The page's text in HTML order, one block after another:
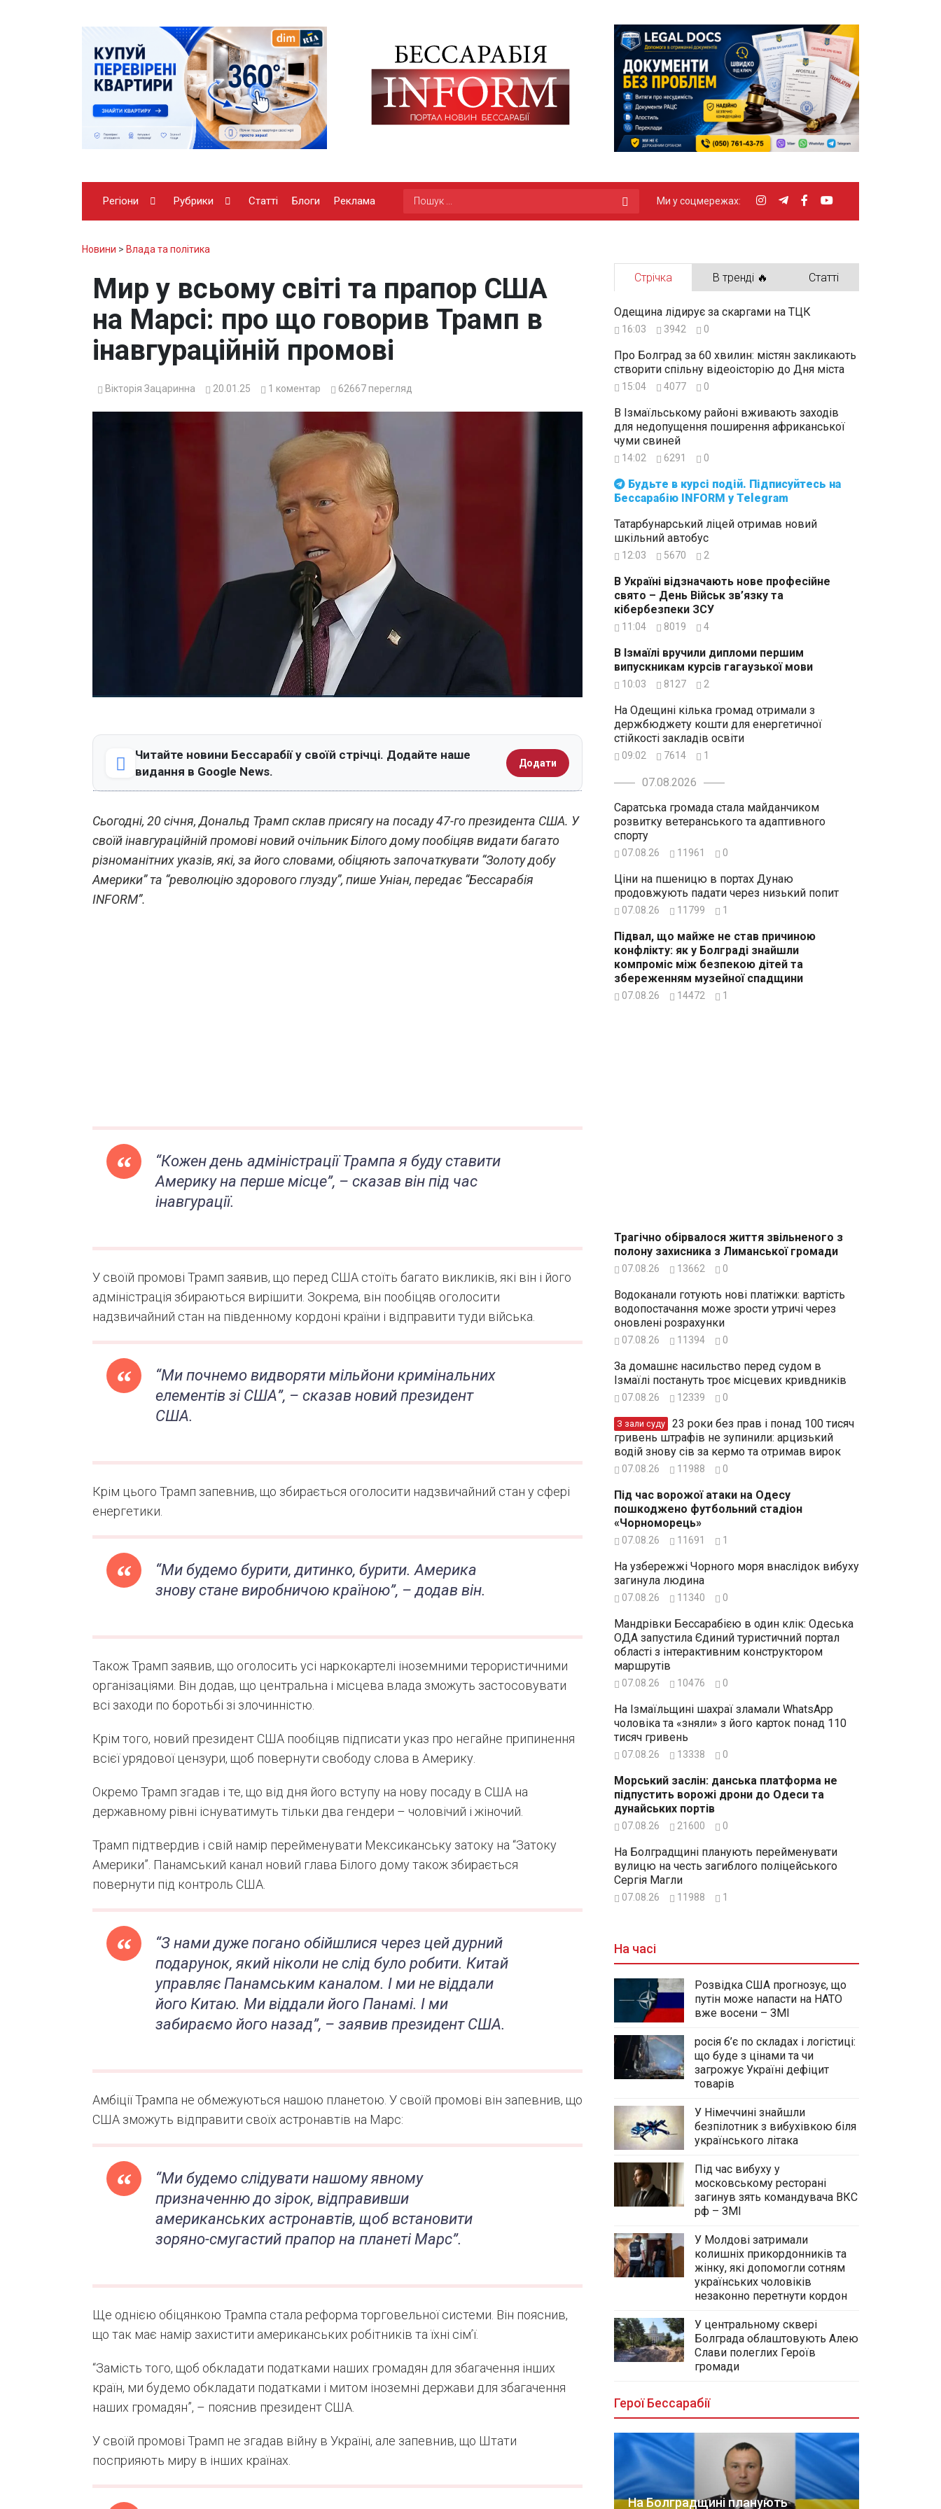
Регіони Рубрики Статті Блоги Реклама Ми у соцмережах:
Новини > Влада та політика
Мир у всьому світі та прапор США
на Марсі: про що говорив Трамп в
інавгураційній промові
Вікторія Зацаринна 20.01.25 1 коментар 62667 перегляд
Читайте новини Бессарабії у своїй стрічці. Додайте наше
видання в Google News.
Додати
Сьогодні, 20 січня, Дональд Трамп склав присягу на посаду 47-го президента США. У
своїй інавгураційній промові новий очільник Білого дому пообіцяв видати багато
різноманітних указів, які, за його словами, обіцяють започаткувати “Золоту добу
Америки” та “революцію здорового глузду”, пише Уніан, передає “Бессарабія
INFORM”.
“Кожен день адміністрації Трампа я буду ставити
Америку на перше місце”, – сказав він під час
інавгурації.
У своїй промові Трамп заявив, що перед США стоїть багато викликів, які він і його
адміністрація збираються вирішити. Зокрема, він пообіцяв оголосити
надзвичайний стан на південному кордоні країни і відправити туди війська.
“Ми почнемо видворяти мільйони кримінальних
елементів зі США”, – сказав новий президент
США.
Крім цього Трамп запевнив, що збирається оголосити надзвичайний стан у сфері
енергетики.
“Ми будемо бурити, дитинко, бурити. Америка
знову стане виробничою країною”, – додав він.
Також Трамп заявив, що оголосить усі наркокартелі іноземними терористичними
організаціями. Він додав, що центральна і місцева влада зможуть застосовувати
всі заходи по боротьбі зі злочинністю.
Крім того, новий президент США пообіцяв підписати указ про негайне припинення
всієї урядової цензури, щоб повернути свободу слова в Америку.
Окремо Трамп згадав і те, що від дня його вступу на нову посаду в США на
державному рівні існуватимуть тільки два гендери – чоловічий і жіночий.
Трамп підтвердив і свій намір перейменувати Мексиканську затоку на “Затоку
Америки”. Панамський канал новий глава Білого дому також збирається
повернути під контроль США.
“З нами дуже погано обійшлися через цей дурний
подарунок, який ніколи не слід було робити. Китай
управляє Панамським каналом. І ми не віддали
його Китаю. Ми віддали його Панамі. І ми
забираємо його назад”, – заявив президент США.
Амбіції Трампа не обмежуються нашою планетою. У своїй промові він запевнив, що
США зможуть відправити своїх астронавтів на Марс:
“Ми будемо слідувати нашому явному
призначенню до зірок, відправивши
американських астронавтів, щоб встановити
зоряно-смугастий прапор на планеті Марс”.
Ще однією обіцянкою Трампа стала реформа торговельної системи. Він пояснив,
що так має намір захистити американських робітників та їхні сім’ї.
“Замість того, щоб обкладати податками наших громадян для збагачення інших
країн, ми будемо обкладати податками і митом іноземні держави для збагачення
наших громадян”, – пояснив президент США.
У своїй промові Трамп не згадав війну в Україні, але запевнив, що Штати
посприяють миру в інших країнах.
Стрічка В тренді 🔥 Статті
Бессарабію INFORM у Telegram
Одещина лідирує за скаргами на ТЦК
16:03 3942 0
Про Болград за 60 хвилин: містян закликають
створити спільну відеоісторію до Дня міста
15:04 4077 0
В Ізмаїльському районі вживають заходів
для недопущення поширення африканської
чуми свиней
14:02 6291 0
Татарбунарський ліцей отримав новий
шкільний автобус
12:03 5670 2
В Україні відзначають нове професійне
свято – День Військ зв’язку та
кібербезпеки ЗСУ
11:04 8019 4
В Ізмаїлі вручили дипломи першим
випускникам курсів гагаузької мови
10:03 8127 2
На Одещині кілька громад отримали з
держбюджету кошти для енергетичної
стійкості закладів освіти
09:02 7614 1
07.08.2026
Саратська громада стала майданчиком
розвитку ветеранського та адаптивного
спорту
07.08.26 11961 0
Ціни на пшеницю в портах Дунаю
продовжують падати через низький попит
07.08.26 11799 1
Підвал, що майже не став причиною
конфлікту: як у Болграді знайшли
компроміс між безпекою дітей та
збереженням музейної спадщини
07.08.26 14472 1
Трагічно обірвалося життя звільненого з
полону захисника з Лиманської громади
07.08.26 13662 0
Водоканали готують нові платіжки: вартість
водопостачання може зрости утричі через
оновлені розрахунки
07.08.26 11394 0
За домашнє насильство перед судом в
Ізмаїлі постануть троє місцевих кривдників
07.08.26 12339 0
З зали суду
гривень штрафів не зупинили: арцизький
водій знову сів за кермо та отримав вирок
07.08.26 11988 0
Під час ворожої атаки на Одесу
пошкоджено футбольний стадіон
«Чорноморець»
07.08.26 11691 1
На узбережжі Чорного моря внаслідок вибуху
загинула людина
07.08.26 11340 0
Мандрівки Бессарабією в один клік: Одеська
ОДА запустила Єдиний туристичний портал
області з інтерактивним конструктором
маршрутів
07.08.26 10476 0
На Ізмаїльщині шахраї зламали WhatsApp
чоловіка та «зняли» з його карток понад 110
тисяч гривень
07.08.26 13338 0
Морський заслін: данська платформа не
підпустить ворожі дрони до Одеси та
дунайських портів
07.08.26 21600 0
На Болградщині планують перейменувати
вулицю на честь загиблого поліцейського
Сергія Магли
07.08.26 11988 1
На часі
Розвідка США прогнозує, що
путін може напасти на НАТО
вже восени – ЗМІ
росія б’є по складах і логістиці:
що буде з цінами та чи
загрожує Україні дефіцит
товарів
У Німеччині знайшли
безпілотник з вибухівкою біля
українського літака
Під час вибуху у
московському ресторані
загинув зять командувача ВКС
рф – ЗМІ
У Молдові затримали
колишніх прикордонників та
жінку, які допомогли сотням
українських чоловіків
незаконно перетнути кордон
У центральному сквері
Болграда облаштовують Алею
Слави полеглих Героїв
громади
Герої Бессарабії
На Болградщині планують